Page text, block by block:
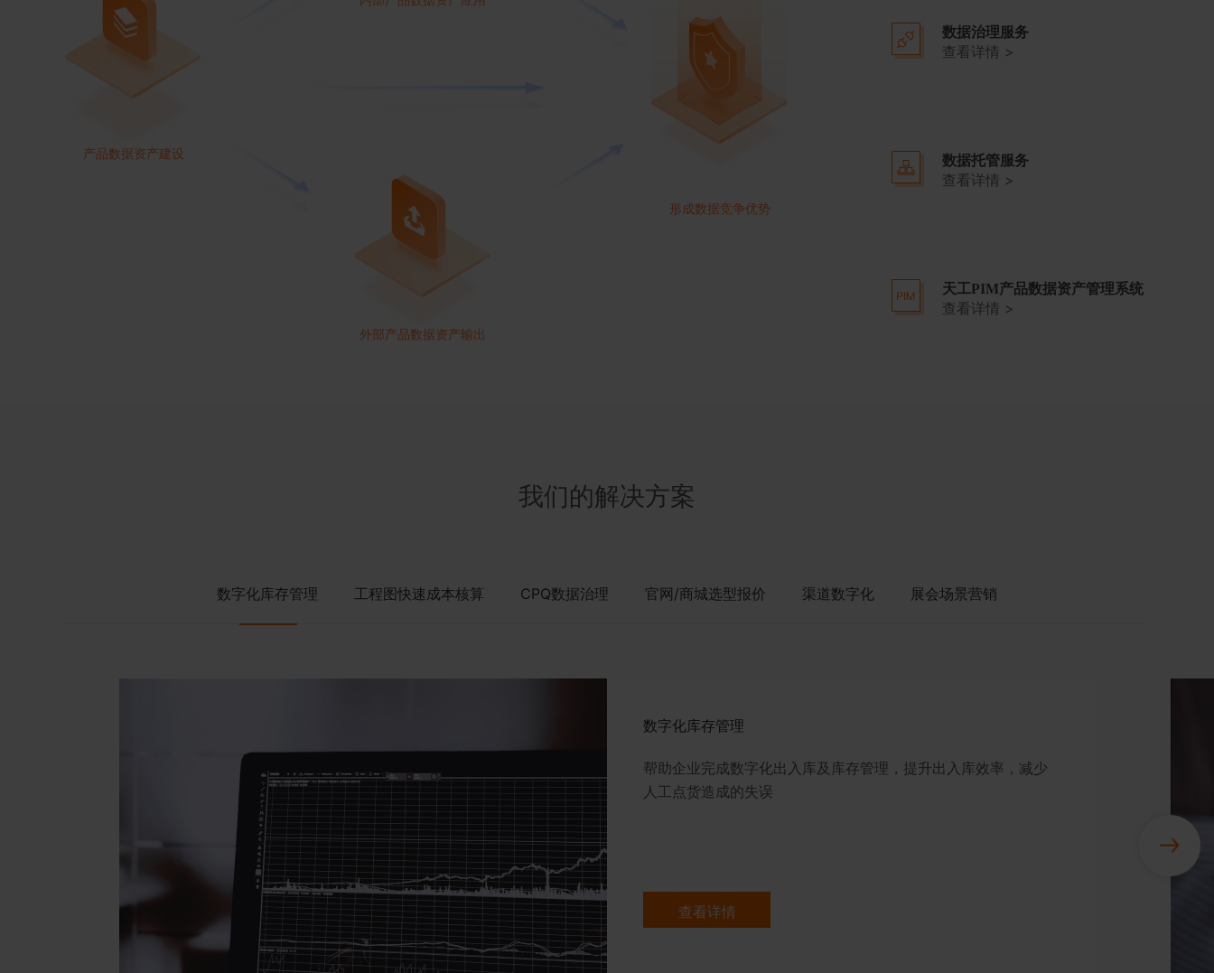
产品数据资产建设
外部产品数据资产输出
形成数据竞争优势
数据治理服务
查看详情 >
数据托管服务
查看详情 >
天工PIM产品数据资产管理系统
查看详情 >
我们的解决方案
数字化库存管理 工程图快速成本核算 CPQ数据治理 官网/商城选型报价 渠道数字化 展会场景营销
数字化库存管理
帮助企业完成数字化出入库及库存管理，提升出入库效率，减少
人工点货造成的失误
查看详情
>